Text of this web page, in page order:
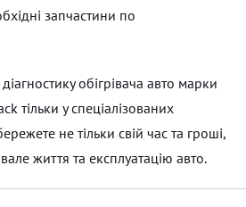
запчастини по
обігрівача авто марки
тільки у спеціалізованих
не тільки свій час та гроші,
життя та експлуатацію авто.